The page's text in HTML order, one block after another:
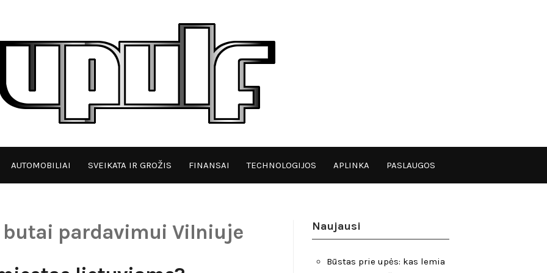
AUTOMOBILIAI SVEIKATA IR GROŽIS FINANSAI TECHNOLOGIJOS APLINKA PASLAUGOS
butai pardavimui Vilniuje
Naujausi
Būstas prie upės: kas lemia